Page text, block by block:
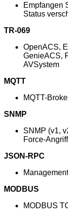
Empfangen
Status
TR-069
OpenACS,
GenieACS,
AVSystem
MQTT
MQTT-
SNMP
SNMP (v1,
Force-
JSON-RPC
MODBUS
MODBUS